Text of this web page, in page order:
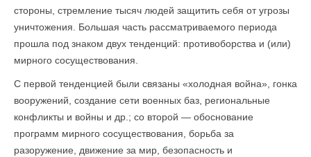
стороны, стремление тысяч людей защитить себя от угрозы
уничтожения. Большая часть рассматриваемого периода
прошла под знаком двух тенденций: противоборства и (или)
мирного сосуществования.
С первой тенденцией были связаны «холодная война», гонка
вооружений, создание сети военных баз, региональные
конфликты и войны и др.; со второй — обоснование
программ мирного сосуществования, борьба за
разоружение, движение за мир, безопасность и